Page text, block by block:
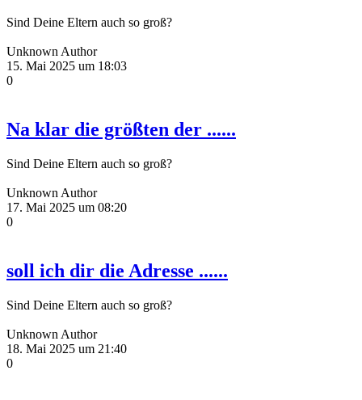
Sind Deine Eltern auch so groß?
Unknown Author
15. Mai 2025 um 18:03
0
Na klar die größten der ......
Sind Deine Eltern auch so groß?
Unknown Author
17. Mai 2025 um 08:20
0
soll ich dir die Adresse ......
Sind Deine Eltern auch so groß?
Unknown Author
18. Mai 2025 um 21:40
0